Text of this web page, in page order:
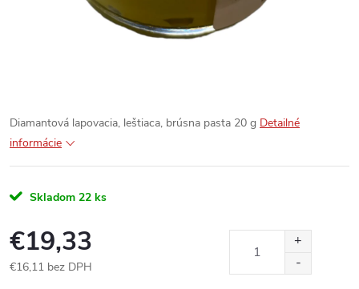
Diamantová lapovacia, leštiaca, brúsna pasta 20 g Detailné
informácie
Skladom 22 ks
€19,33
€16,11 bez DPH